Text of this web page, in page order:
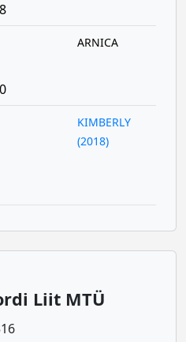
ARNICA
KIMBERLY
(2018)
Liit MTÜ